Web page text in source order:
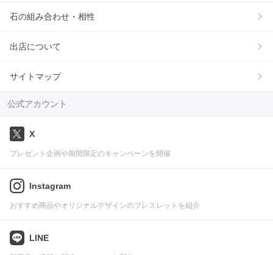
石の組み合わせ・相性
出店について
サイトマップ
公式アカウント
X
プレゼント企画や期間限定のキャンペーンを開催
Instagram
おすすめ商品やオリジナルデザインのブレスレットを紹介
LINE